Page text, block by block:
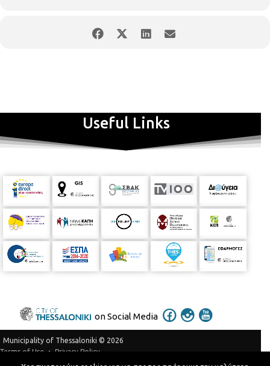
Useful Links
on Social Media
Municipality of Thessaloniki © 2026
Terms of Use
Privacy Policy